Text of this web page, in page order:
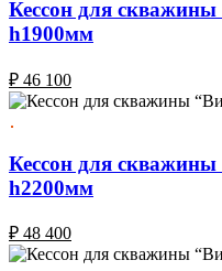
Кессон для
h1900мм
₽ 46 100
Кессон для
h2200мм
₽ 48 400